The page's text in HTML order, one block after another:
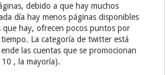
debido a que hay muchos
día hay menos páginas disponibles
hay, ofrecen pocos puntos por
La categoría de twitter está
las cuentas que se promocionan
, la mayoría).